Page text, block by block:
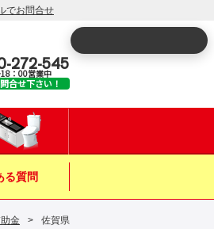
でお問合せ
272-545
：00営業中
合せ下さい！
る質問
金 > 佐賀県